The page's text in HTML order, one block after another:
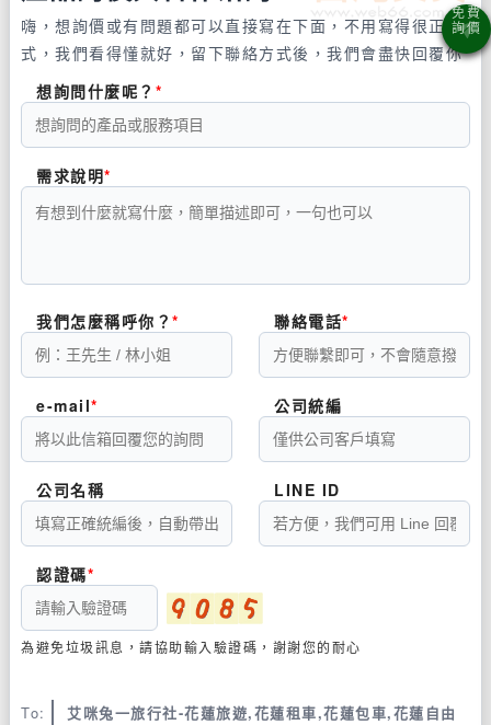
嗨，想詢價或有問題都可以直接寫在下面，不用寫得很正
式，我們看得懂就好，留下聯絡方式後，我們會盡快回覆你
想詢問什麼呢？
需求說明
我們怎麼稱呼你？ 聯絡電話
e-mail 公司統編
公司名稱 LINE ID
認證碼
為避免垃圾訊息，請協助輸入驗證碼，謝謝您的耐心
To:
艾咪兔一旅行社-花蓮旅遊,花蓮租車,花蓮包車,花蓮自由